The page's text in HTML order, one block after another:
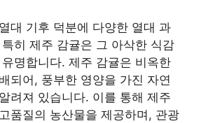
대 기후 덕분에 다양한 열대 과
히 제주 감귤은 그 아삭한 식감
명합니다. 제주 감귤은 비옥한
되어, 풍부한 영양을 가진 자연
려져 있습니다. 이를 통해 제주
품질의 농산물을 제공하며, 관광